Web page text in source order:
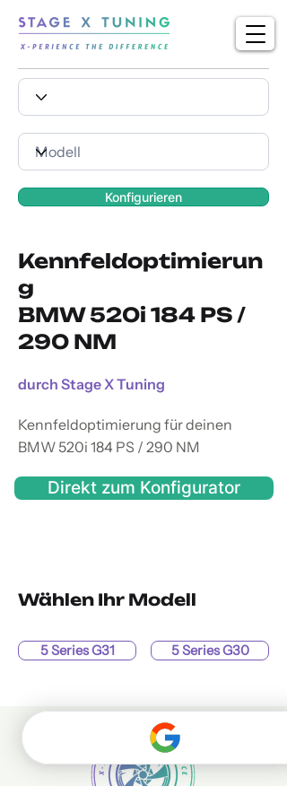
Konfigurieren
Kennfeldoptimierun
g
BMW 520i 184 PS /
290 NM
durch Stage X Tuning
Kennfeldoptimierung für deinen
BMW 520i 184 PS / 290 NM
Direkt zum Konfigurator
Wählen Ihr Modell
5 Series G31 5 Series G30